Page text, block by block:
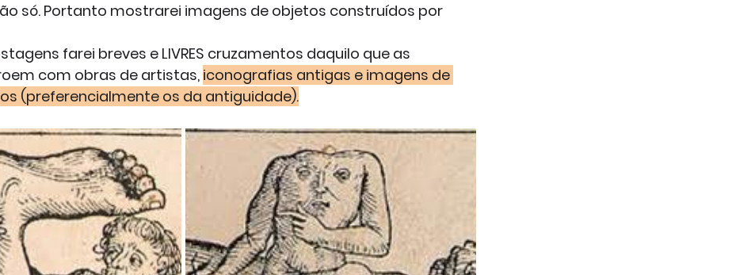
só. Portanto mostrarei imagens de objetos construídos por
farei breves e LIVRES cruzamentos daquilo que as
com obras de artistas, iconografias antigas e imagens de
(preferencialmente os da antiguidade).